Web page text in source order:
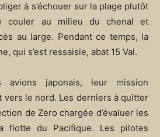
à s’échouer sur la plage plutôt
couler au milieu du chenal et
au large. Pendant ce temps, la
qui s’est ressaisie, abat 15 Val.
japonais, leur mission
vers le nord. Les derniers à quitter
de Zero chargée d’évaluer les
flotte du Pacifique. Les pilotes